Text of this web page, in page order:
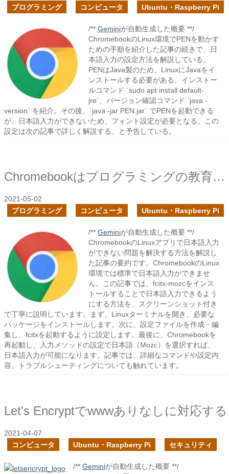
プログラミング
コンピュータ Ubuntu・Raspberry Pi
/** Geminiが自動生成した概要 **/
ChromebookのLinux環境でPENを動かす
ための手順を紹介した記事の続きで、日
本語入力の設定方法を解説している。
PENはJava製のため、LinuxにJavaをイ
ンストールする必要がある。インストー
ルコマンド `sudo apt install default-
jre`、バージョン確認コマンド `java -
version` を紹介。その後、`java -jar PEN.jar` でPENを起動できる
が、日本語入力ができないため、フォント設定が必要となる。この
設定は次の記事で詳しく解説する、と予告している。
Chromebookはプログラミングの教育の端末として向いているか？を調査する
2021-05-02
プログラミング
コンピュータ Ubuntu・Raspberry Pi
/** Geminiが自動生成した概要 **/
ChromebookのLinuxアプリで日本語入力
ができない問題を解決する方法を解説し
た記事の要約です。ChromebookのLinux
環境では標準で日本語入力ができませ
ん。この記事では、fcitx-mozcをインス
トールすることで日本語入力できるよう
にする方法を、スクリーンショット付き
で丁寧に説明しています。まず、Linuxターミナルを開き、必要な
パッケージをインストールします。次に、設定ファイルを作成・編
集し、fcitxを起動するように設定します。最後に、Chromebookを
再起動し、入力メソッドの設定で日本語（Mozc）を選択すれば、
日本語入力が可能になります。記事では、詳細なコマンドや設定内
容、トラブルシューティングについても触れています。
Let's Encryptでwwwありなしに対応する
2021-04-07
コンピュータ
Ubuntu・Raspberry Pi セキュリティ
/** Geminiが自動生成した概要 **/